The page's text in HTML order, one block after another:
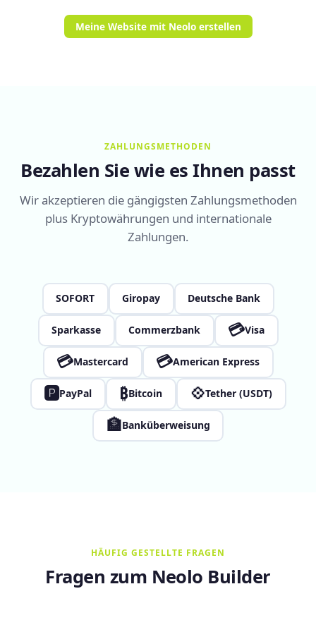
Meine Website mit Neolo erstellen
ZAHLUNGSMETHODEN
Bezahlen Sie wie es Ihnen passt
Wir akzeptieren die gängigsten Zahlungsmethoden
plus Kryptowährungen und internationale
Zahlungen.
SOFORT Giropay Deutsche Bank
Sparkasse Commerzbank 💳Visa
💳Mastercard 💳American Express
🅿PayPal ₿Bitcoin 💠Tether (USDT)
🏦Banküberweisung
HÄUFIG GESTELLTE FRAGEN
Fragen zum Neolo Builder